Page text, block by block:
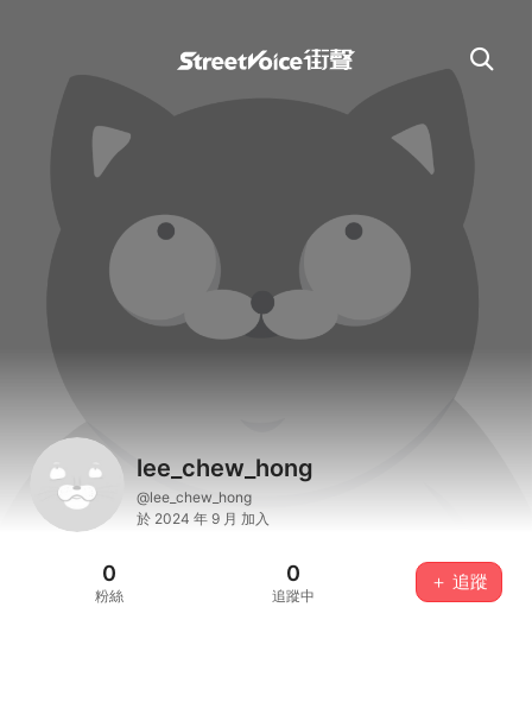
lee_chew_hong
@lee_chew_hong
於 2024 年 9 月 加入
0
粉絲
0
追蹤中
＋ 追蹤